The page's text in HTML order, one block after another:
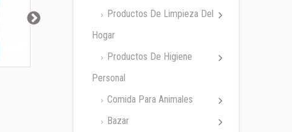
Productos De Limpieza Del
Hogar
Productos De Higiene
Personal
Comida Para Animales
Bazar